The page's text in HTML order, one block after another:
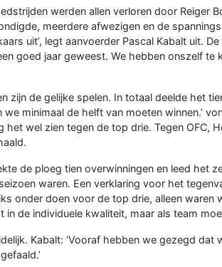
werden allen verloren door Reiger
meerdere afwezigen en de
uit’, legt aanvoerder Pascal Kabalt uit.
goed jaar geweest. We hebben onszelf te
zijn de gelijke spelen. In totaal deelde het
we minimaal de helft van moeten winnen.’
wel zien tegen de top drie. Tegen OFC,
de ploeg tien overwinningen en leed het
waren. Een verklaring voor het
onder doen voor de top drie, alleen waren
in de individuele kwaliteit, maar als team
Kabalt: ‘Vooraf hebben we gezegd dat